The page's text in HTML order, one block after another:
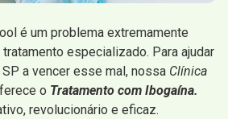
é um problema extremamente
especializado. Para ajudar
a vencer esse mal, nossa Clínica
o Tratamento com Ibogaína.
revolucionário e eficaz.